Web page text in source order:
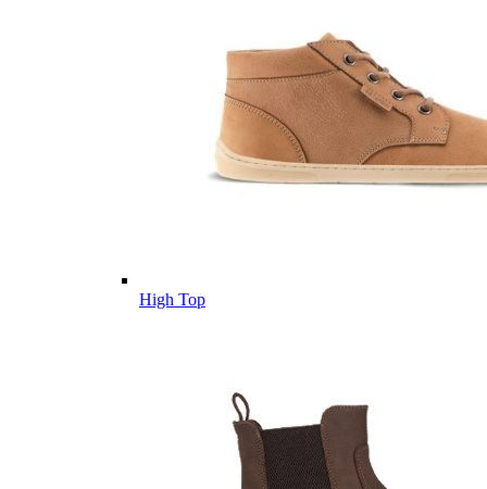
High Top